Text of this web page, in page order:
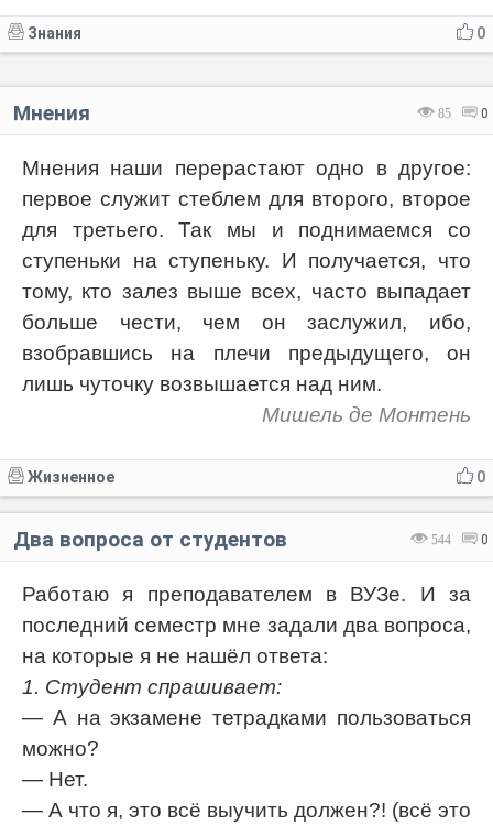
0
Знания
85 0
Мнения
Мнения наши перерастают одно в другое:
первое служит стеблем для второго, второе
для третьего. Так мы и поднимаемся со
ступеньки на ступеньку. И получается, что
тому, кто залез выше всех, часто выпадает
больше чести, чем он заслужил, ибо,
взобравшись на плечи предыдущего, он
лишь чуточку возвышается над ним.
Мишель де Монтень
0
Жизненное
544 0
Два вопроса от студентов
Работаю я преподавателем в ВУЗе. И за
последний семестр мне задали два вопроса,
на которые я не нашёл ответа:
1. Студент спрашивает:
— А на экзамене тетрадками пользоваться
можно?
— Нет.
— А что я, это всё выучить должен?! (всё это